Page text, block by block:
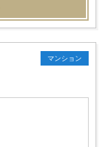
マンション